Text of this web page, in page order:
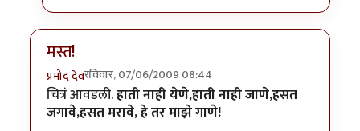
मस्त!
प्रमोद देवरविवार, 07/06/2009 08:44
चित्रं आवडली.हाती नाही येणे,हाती नाही जाणे,हसत
जगावे,हसत मरावे, हे तर माझे गाणे!